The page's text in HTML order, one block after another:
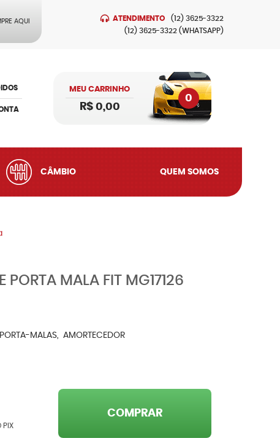
AQUI ATENDIMENTO (12) 3625-3322
(12) 3625-3322 (WHATSAPP)
MEU CARRINHO
0
R$ 0,00
CÂMBIO QUEM SOMOS
PORTA MALA FIT MG17126
MALAS
AMORTECEDOR
PIX
COMPRAR